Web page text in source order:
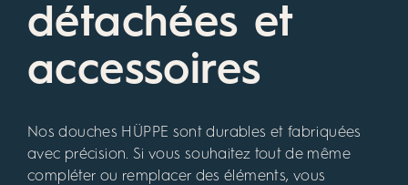
détachées et
accessoires
Nos douches HÜPPE sont durables et fabriquées
avec précision. Si vous souhaitez tout de même
compléter ou remplacer des éléments, vous